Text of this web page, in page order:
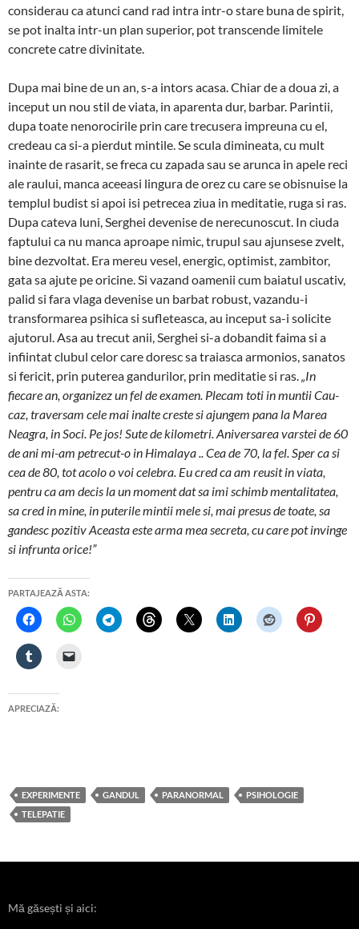
considerau ca atunci cand rad intra intr-o stare buna de spirit,
se pot inalta intr-un plan superior, pot trans­cende limitele
concrete catre divini­ta­te.
Dupa mai bine de un an, s-a intors acasa. Chiar de a doua zi, a
inceput un nou stil de viata, in aparenta dur, barbar. Parintii,
dupa toate nenorocirile prin care trecusera impreuna cu el,
credeau ca si-a pierdut min­tile. Se scula dimineata, cu mult
inainte de rasarit, se fre­ca cu zapada sau se arunca in apele reci
ale rau­lui, manca aceeasi lingura de orez cu care se obisnuise la
templul budist si apoi isi petrecea ziua in meditatie, ru­ga si ras.
Dupa cateva luni, Serghei de­venise de ne­re­cunoscut. In ciuda
fap­tului ca nu man­ca aproape nimic, trupul sau ajun­sese zvelt,
bine dezvol­tat. Era mereu vesel, energic, optimist, zambi­tor,
gata sa ajute pe oricine. Si vazand oamenii cum baiatul uscativ,
palid si fara vlaga devenise un barbat robust, va­zandu-i
transfor­ma­rea psihica si su­fleteasca, au inceput sa-i solicite
aju­torul. Asa au trecut anii, Serghei si-a dobandit faima si a
infiintat clubul celor care doresc sa traiasca ar­monios, sanatos
si fericit, prin puterea gandu­rilor, prin meditatie si ras.„In
fiecare an, organizez un fel de examen. Plecam toti in muntii Cau­
caz, tra­versam cele mai inalte creste si ajungem pana la Ma­rea
Nea­gra, in Soci. Pe jos! Sute de ki­lo­metri. Ani­ver­sarea varstei de 60
de ani mi-am petrecut-o in Hima­laya .. Cea de 70, la fel. Sper ca si
cea de 80, tot acolo o voi celebra. Eu cred ca am reusit in viata,
pentru ca am decis la un mo­ment dat sa imi schimb menta­li­tatea,
sa cred in mine, in pu­terile mintii mele si, mai presus de toate, sa
gandesc pozitiv Aceasta este arma mea secreta, cu care pot invinge
si infrunta orice!”
PARTAJEAZĂ ASTA:
APRECIAZĂ:
EXPERIMENTE GANDUL PARANORMAL
PSIHOLOGIE
TELEPATIE
Mă găsești și aici: